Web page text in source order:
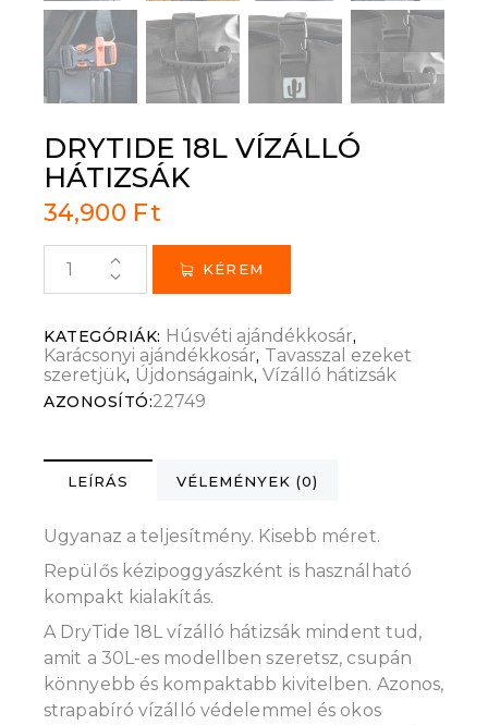
DRYTIDE 18L VÍZÁLLÓ
HÁTIZSÁK
34,900 Ft
KÉREM
KATEGÓRIÁK: Húsvéti ajándékkosár,
Karácsonyi ajándékkosár, Tavasszal ezeket
szeretjük, Újdonságaink, Vízálló hátizsák
AZONOSÍTÓ:22749
LEÍRÁS VÉLEMÉNYEK (0)
Ugyanaz a teljesítmény. Kisebb méret.
Repülős kézipoggyászként is használható
kompakt kialakítás.
A DryTide 18L vízálló hátizsák mindent tud,
amit a 30L-es modellben szeretsz, csupán
könnyebb és kompaktabb kivitelben. Azonos,
strapabíró vízálló védelemmel és okos